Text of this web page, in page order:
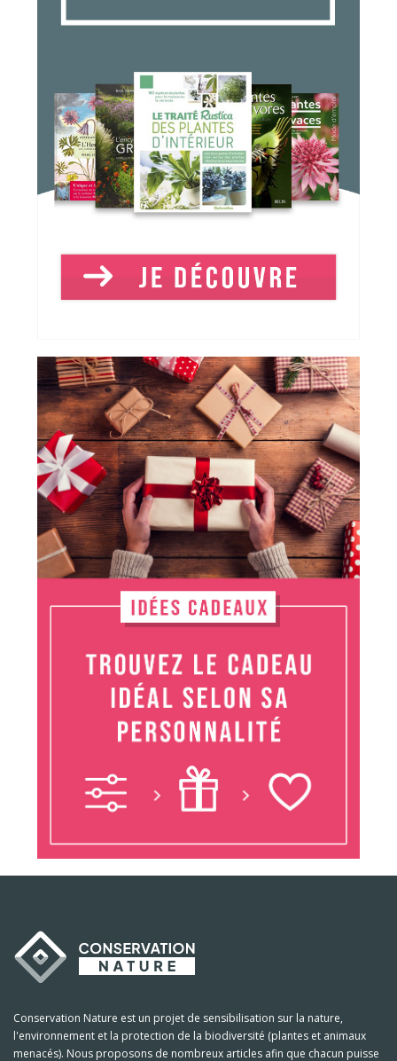
Conservation Nature est un projet de sensibilisation sur la nature,
l'environnement et la protection de la biodiversité (plantes et animaux
menacés). Nous proposons de nombreux articles afin que chacun puisse